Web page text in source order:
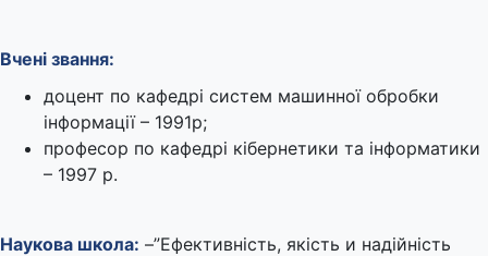
Вчені звання:
доцент по кафедрі систем машинної обробки
інформації – 1991р;
професор по кафедрі кібернетики та інформатики
– 1997 р.
Наукова школа: –”Ефективність, якість и надійність